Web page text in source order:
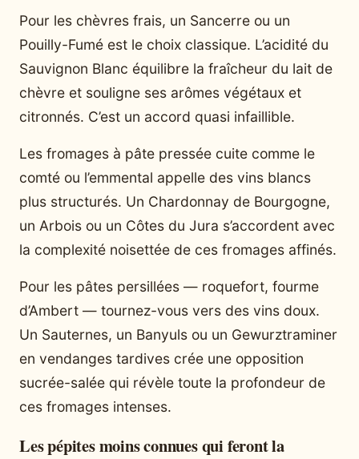
Pour les chèvres frais, un Sancerre ou un
Pouilly-Fumé est le choix classique. L’acidité du
Sauvignon Blanc équilibre la fraîcheur du lait de
chèvre et souligne ses arômes végétaux et
citronnés. C’est un accord quasi infaillible.
Les fromages à pâte pressée cuite comme le
comté ou l’emmental appelle des vins blancs
plus structurés. Un Chardonnay de Bourgogne,
un Arbois ou un Côtes du Jura s’accordent avec
la complexité noisettée de ces fromages affinés.
Pour les pâtes persillées — roquefort, fourme
d’Ambert — tournez-vous vers des vins doux.
Un Sauternes, un Banyuls ou un Gewurztraminer
en vendanges tardives crée une opposition
sucrée-salée qui révèle toute la profondeur de
ces fromages intenses.
Les pépites moins connues qui feront la